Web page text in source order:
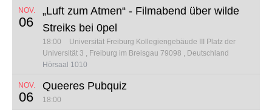
NOV.
06
„Luft zum Atmen“ - Filmabend über wilde
Streiks bei 0pel
18:00 Universität Freiburg Kollegiengebäude III Platz der
Universität 3
Freiburg im Breisgau 79098
Deutschland
Hörsaal 1010
NOV.
06
Queeres Pubquiz
18:00